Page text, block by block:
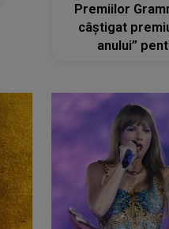
Premiilor
câștigat
anului”